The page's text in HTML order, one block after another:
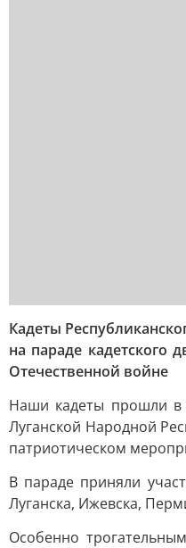
Кадеты
на параде
Отечественной войне
Наши кадеты прошли в
Луганской Народной
патриотическом
В параде приняли
Луганска, Ижевска,
Особенно